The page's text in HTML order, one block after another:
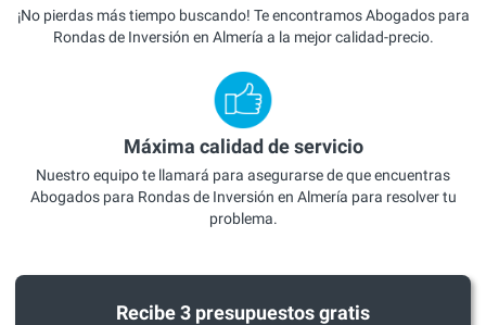
¡No pierdas más tiempo buscando! Te encontramos Abogados para
Rondas de Inversión en Almería a la mejor calidad-precio.
Máxima calidad de servicio
Nuestro equipo te llamará para asegurarse de que encuentras
Abogados para Rondas de Inversión en Almería para resolver tu
problema.
Recibe 3 presupuestos gratis